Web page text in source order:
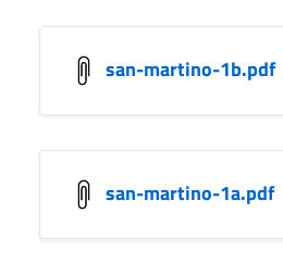
san-martino-1b.pdf
san-martino-1a.pdf